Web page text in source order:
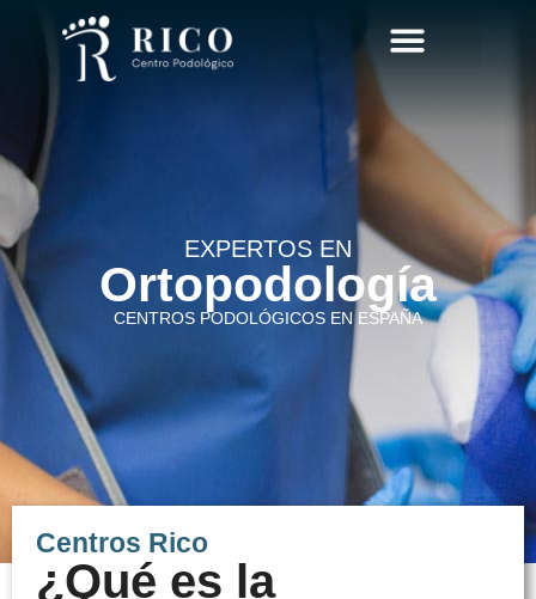
EXPERTOS EN
Ortopodología
CENTROS PODOLÓGICOS EN ESPAÑA
Centros Rico
¿Qué es la